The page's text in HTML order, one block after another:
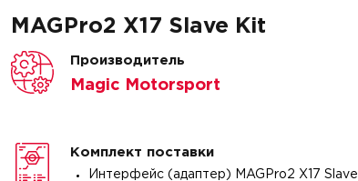
MAGPro2 X17 Slave Kit
Производитель
Magic Motorsport
Комплект поставки
Интерфейс (адаптер) MAGPro2 X17 Slave